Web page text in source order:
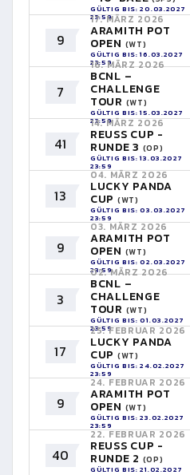
GÜLTIG BIS: 20.03.2027
23:59
9
17. MÄRZ 2026
ARAMITH POT
OPEN (WT)
GÜLTIG BIS: 16.03.2027
23:59
7
16. MÄRZ 2026
BCNL –
CHALLENGE
TOUR (WT)
GÜLTIG BIS: 15.03.2027
23:59
41
14. MÄRZ 2026
REUSS CUP -
RUNDE 3 (OP)
GÜLTIG BIS: 13.03.2027
23:59
13
04. MÄRZ 2026
LUCKY PANDA
CUP (WT)
GÜLTIG BIS: 03.03.2027
23:59
9
03. MÄRZ 2026
ARAMITH POT
OPEN (WT)
GÜLTIG BIS: 02.03.2027
23:59
3
02. MÄRZ 2026
BCNL –
CHALLENGE
TOUR (WT)
GÜLTIG BIS: 01.03.2027
23:59
17
25. FEBRUAR 2026
LUCKY PANDA
CUP (WT)
GÜLTIG BIS: 24.02.2027
23:59
9
24. FEBRUAR 2026
ARAMITH POT
OPEN (WT)
GÜLTIG BIS: 23.02.2027
23:59
40
22. FEBRUAR 2026
REUSS CUP -
RUNDE 2 (OP)
GÜLTIG BIS: 21.02.2027